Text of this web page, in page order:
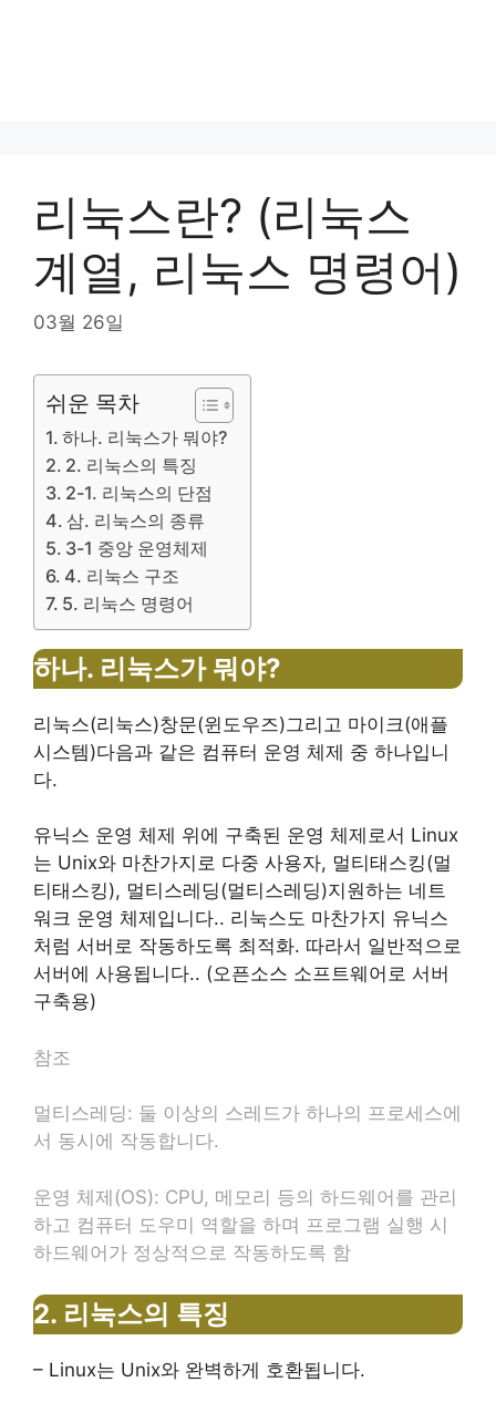
리눅스란? (리눅스
계열, 리눅스 명령어)
03월 26일
쉬운 목차
하나. 리눅스가 뭐야?
2. 리눅스의 특징
2-1. 리눅스의 단점
삼. 리눅스의 종류
3-1 중앙 운영체제
4. 리눅스 구조
5. 리눅스 명령어
하나. 리눅스가 뭐야?
리눅스(리눅스)창문(윈도우즈)그리고 마이크(애플
시스템)다음과 같은 컴퓨터 운영 체제 중 하나입니
다.
유닉스 운영 체제 위에 구축된 운영 체제로서 Linux
는 Unix와 마찬가지로 다중 사용자, 멀티태스킹(멀
티태스킹), 멀티스레딩(멀티스레딩)지원하는 네트
워크 운영 체제입니다.. 리눅스도 마찬가지 유닉스
처럼 서버로 작동하도록 최적화. 따라서 일반적으로
서버에 사용됩니다.. (오픈소스 소프트웨어로 서버
구축용)
참조
멀티스레딩: 둘 이상의 스레드가 하나의 프로세스에
서 동시에 작동합니다.
운영 체제(OS): CPU, 메모리 등의 하드웨어를 관리
하고 컴퓨터 도우미 역할을 하며 프로그램 실행 시
하드웨어가 정상적으로 작동하도록 함
2. 리눅스의 특징
– Linux는 Unix와 완벽하게 호환됩니다.